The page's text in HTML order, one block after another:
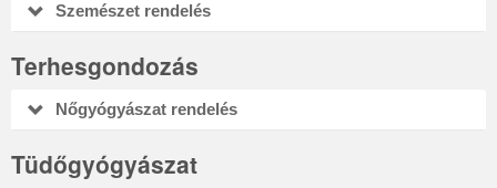
Szemészet rendelés
Terhesgondozás
Nőgyógyászat rendelés
Tüdőgyógyászat